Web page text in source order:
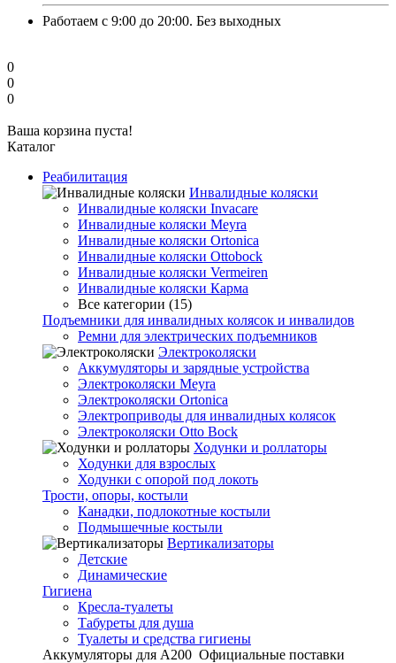
Работаем с 9:00 до 20:00. Без выходных
0
0
0
Ваша корзина пуста!
Каталог
Реабилитация
Инвалидные коляски
Инвалидные коляски Invacare
Инвалидные коляски Meyra
Инвалидные коляски Ortonica
Инвалидные коляски Ottobock
Инвалидные коляски Vermeiren
Инвалидные коляски Карма
Все категории (15)
Подъемники для инвалидных колясок и инвалидов
Ремни для электрических подъемников
Электроколяски
Аккумуляторы и зарядные устройства
Электроколяски Meyra
Электроколяски Ortonica
Электроприводы для инвалидных колясок
Электроколяски Otto Bock
Ходунки и роллаторы
Ходунки для взрослых
Ходунки с опорой под локоть
Трости, опоры, костыли
Канадки, подлокотные костыли
Подмышечные костыли
Вертикализаторы
Детские
Динамические
Гигиена
Кресла-туалеты
Табуреты для душа
Туалеты и средства гигиены
Аккумуляторы для А200 Официальные поставки